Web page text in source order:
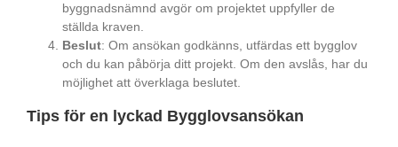
byggnadsnämnd avgör om projektet uppfyller de
ställda kraven.
Beslut: Om ansökan godkänns, utfärdas ett bygglov
och du kan påbörja ditt projekt. Om den avslås, har du
möjlighet att överklaga beslutet.
Tips för en lyckad Bygglovsansökan